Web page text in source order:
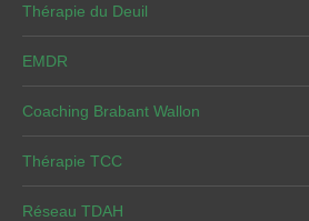
Thérapie du Deuil
EMDR
Coaching Brabant Wallon
Thérapie TCC
Réseau TDAH